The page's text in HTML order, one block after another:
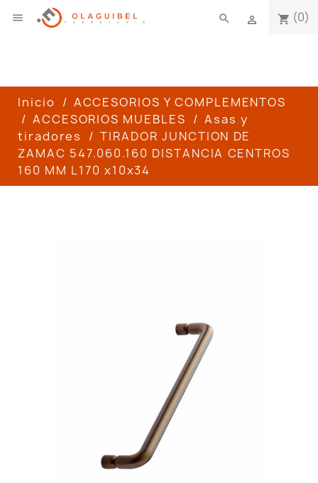
 shopping_cart (0)

search
Inicio
ACCESORIOS Y COMPLEMENTOS
ACCESORIOS MUEBLES
Asas y
tiradores
TIRADOR JUNCTION DE
ZAMAC 547.060.160 DISTANCIA CENTROS
160 MM L170 x10x34